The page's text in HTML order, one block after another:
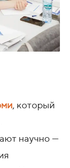
, который
научно —